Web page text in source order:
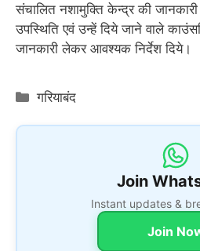
संचालित नशामुक्ति केन्द्र की
उपस्थिति एवं उन्हें दिये जाने वाले
जानकारी लेकर आवश्यक निर्देश दिये।
Categories
गरियाबंद
Join
Instant updates &
Join